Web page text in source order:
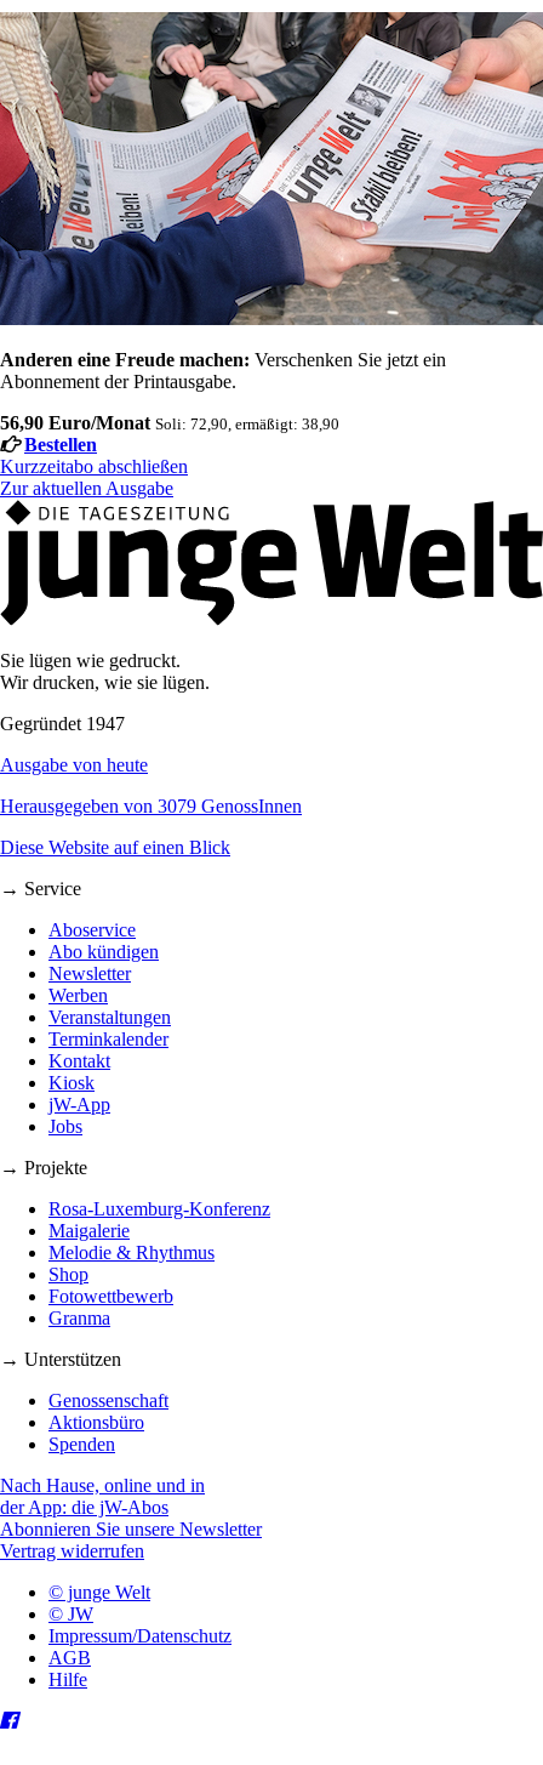
Anderen eine Freude machen: Verschenken Sie jetzt ein
Abonnement der Printausgabe.
56,90 Euro/Monat Soli: 72,90, ermäßigt: 38,90
Bestellen
Kurzzeitabo abschließen
Zur aktuellen Ausgabe
Sie lügen wie gedruckt.
Wir drucken, wie sie lügen.
Gegründet 1947
Ausgabe von heute
Herausgegeben von 3079 GenossInnen
Diese Website auf einen Blick
→ Service
Aboservice
Abo kündigen
Newsletter
Werben
Veranstaltungen
Terminkalender
Kontakt
Kiosk
jW-App
Jobs
→ Projekte
Rosa-Luxemburg-Konferenz
Maigalerie
Melodie & Rhythmus
Shop
Fotowettbewerb
Granma
→ Unterstützen
Genossenschaft
Aktionsbüro
Spenden
Nach Hause, online und in
der App: die jW-Abos
Abonnieren Sie unsere Newsletter
Vertrag widerrufen
© junge Welt
© JW
Impressum/Datenschutz
AGB
Hilfe